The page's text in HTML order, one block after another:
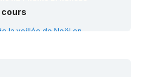
cours
la veillée de Noël en